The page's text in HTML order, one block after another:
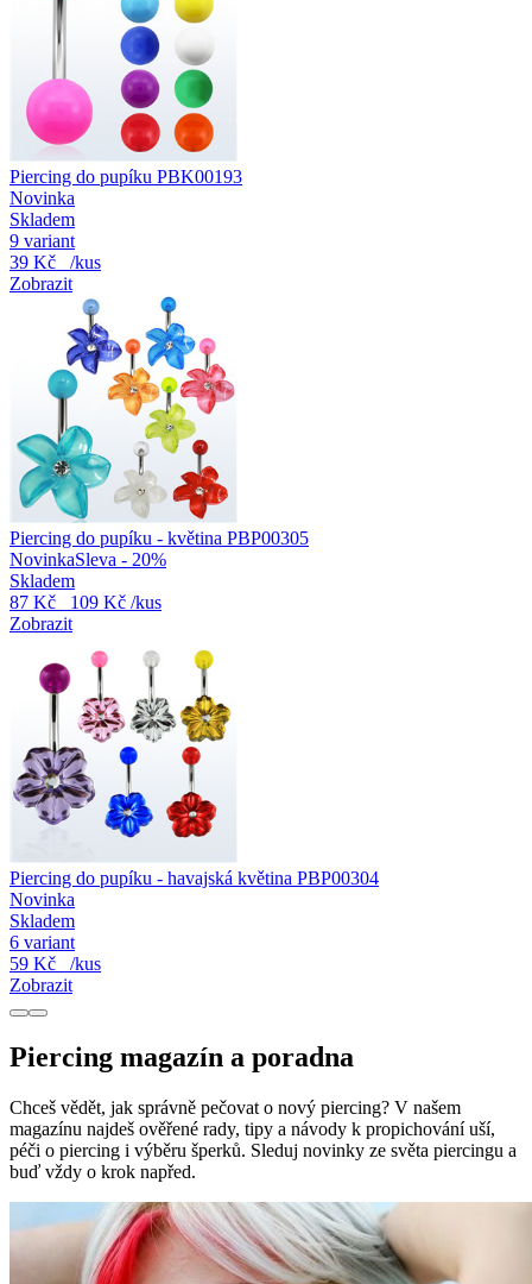
Piercing do pupíku PBK00193
Novinka
Skladem
9 variant
39 Kč
/kus
Zobrazit
Piercing do pupíku - květina PBP00305
NovinkaSleva - 20%
Skladem
87 Kč
109 Kč /kus
Zobrazit
Piercing do pupíku - havajská květina PBP00304
Novinka
Skladem
6 variant
59 Kč
/kus
Zobrazit
Piercing magazín a poradna
Chceš vědět, jak správně pečovat o nový piercing? V našem
magazínu najdeš ověřené rady, tipy a návody k propichování uší,
péči o piercing i výběru šperků. Sleduj novinky ze světa piercingu a
buď vždy o krok napřed.